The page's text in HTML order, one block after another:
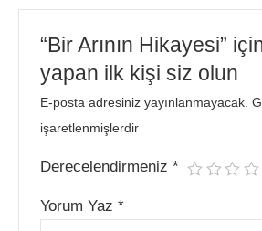
“Bir Arının Hikayesi”
yapan ilk kişi siz olun
E-posta adresiniz yayınlanmayacak.
işaretlenmişlerdir
Derecelendirmeniz*
Yorum Yaz*